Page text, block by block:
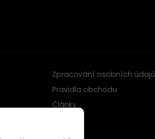
Zpracování osobních údajů
Pravidla obchodu
Články